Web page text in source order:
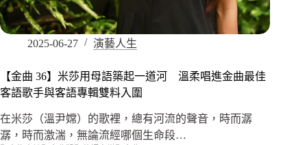
2025-06-27 演藝人生
【金曲 36】米莎用母語築起一道河 溫柔唱進金曲最佳
客語歌手與客語專輯雙料入圍
在米莎（溫尹嫦）的歌裡，總有河流的聲音，時而潺
潺，時而激湍，無論流經哪個生命段…